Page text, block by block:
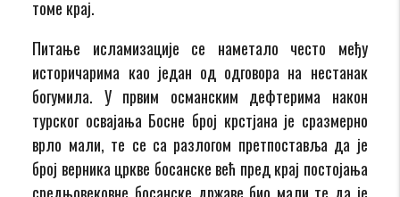
томе крај.
Питање исламизације се наметало често међу
историчарима као један од одговора на нестанак
богумила. У првим османским дефтерима након
турског освајања Босне број крстјана је сразмерно
врло мали, те се са разлогом претпоставља да је
број верника цркве босанске већ пред крај постојања
средњовековне босанске државе био мали те да је